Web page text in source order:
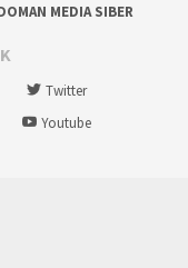
MEDIA SIBER
Twitter
Youtube